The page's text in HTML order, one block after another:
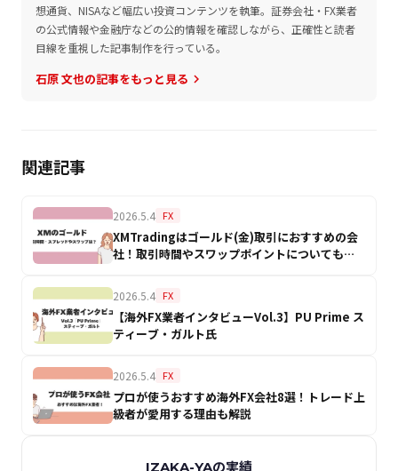
想通貨、NISAなど幅広い投資コンテンツを執筆。証券会社・FX業者
の公式情報や金融庁などの公的情報を確認しながら、正確性と読者
目線を重視した記事制作を行っている。
石原 文也の記事をもっと見る keyboard_arrow_right
関連記事
2026.5.4 FX
XMTradingはゴールド(金)取引におすすめの会
社！取引時間やスワップポイントについても解
2026.5.4 FX
【海外FX業者インタビューVol.3】PU Prime ス
ティーブ・ガルト氏
2026.5.4 FX
プロが使うおすすめ海外FX会社8選！トレード上
級者が愛用する理由も解説
IZAKA-YAの実績